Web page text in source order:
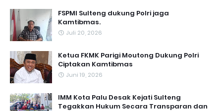
FSPMI Sulteng dukung Polri jaga
Kamtibmas.
Juli 20, 2026
Ketua FKMK Parigi Moutong Dukung Polri
Ciptakan Kamtibmas
Juni 19, 2026
IMM Kota Palu Desak Kejati Sulteng
Tegakkan Hukum Secara Transparan dan